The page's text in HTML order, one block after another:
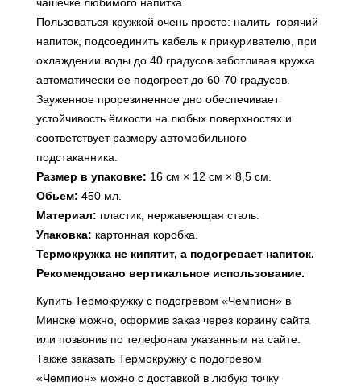
чашечке любимого напитка.
Пользоваться кружкой очень просто: налить горячий
напиток, подсоединить кабель к прикуривателю, при
охлаждении воды до 40 градусов заботливая кружка
автоматически ее подогреет до 60-70 градусов.
Зауженное прорезиненное дно обеспечивает
устойчивость ёмкости на любых поверхностях и
соответствует размеру автомобильного
подстаканника.
Размер в упаковке: 16 см × 12 см × 8,5 см.
Обьем: 450 мл.
Материал: пластик, нержавеющая сталь.
Упаковка: картонная коробка.
Термокружка не кипятит, а подогревает напиток.
Рекомендовано вертикальное использование.
Купить Термокружку с подогревом «Чемпион» в
Минске можно, оформив заказ через корзину сайта
или позвонив по телефонам указанным на сайте.
Также заказать Термокружку с подогревом
«Чемпион» можно с доставкой в любую точку